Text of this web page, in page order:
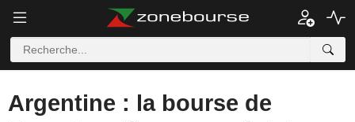
Argentine : la bourse de